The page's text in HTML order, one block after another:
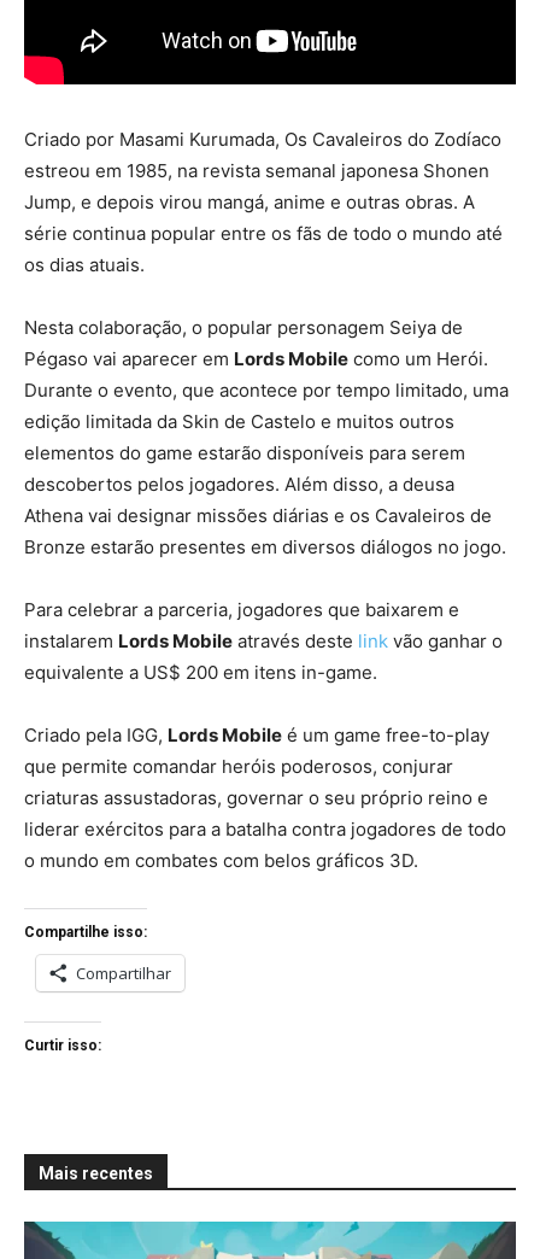
Criado por Masami Kurumada, Os Cavaleiros do Zodíaco
estreou em 1985, na revista semanal japonesa Shonen
Jump, e depois virou mangá, anime e outras obras. A
série continua popular entre os fãs de todo o mundo até
os dias atuais.
Nesta colaboração, o popular personagem Seiya de
Pégaso vai aparecer em Lords Mobile como um Herói.
Durante o evento, que acontece por tempo limitado, uma
edição limitada da Skin de Castelo e muitos outros
elementos do game estarão disponíveis para serem
descobertos pelos jogadores. Além disso, a deusa
Athena vai designar missões diárias e os Cavaleiros de
Bronze estarão presentes em diversos diálogos no jogo.
Para celebrar a parceria, jogadores que baixarem e
instalarem Lords Mobile através deste link vão ganhar o
equivalente a US$ 200 em itens in-game.
Criado pela IGG, Lords Mobile é um game free-to-play
que permite comandar heróis poderosos, conjurar
criaturas assustadoras, governar o seu próprio reino e
liderar exércitos para a batalha contra jogadores de todo
o mundo em combates com belos gráficos 3D.
Compartilhe isso:
Compartilhar
Curtir isso:
Mais recentes